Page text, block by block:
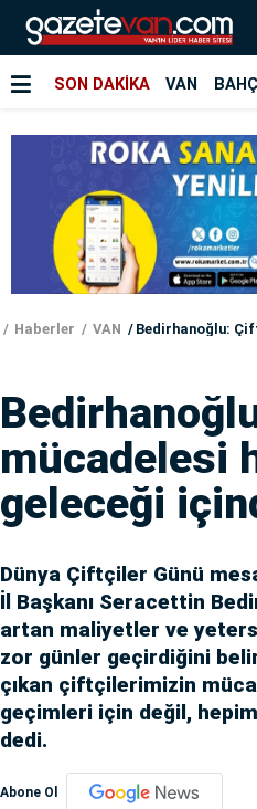
SON DAKİKA VAN
Haberler VAN Bedirhanoğlu: Çiftçinin
mücadelesi
geleceği
Dünya Çiftçiler Günü
İl Başkanı Seracettin
artan maliyetler ve
zor günler geçirdiğini
çıkan çiftçilerimizin
geçimleri için değil,
dedi.
Abone Ol